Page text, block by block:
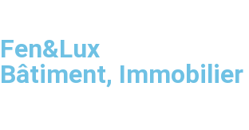
Fen&Lux
Bâtiment, Immobilier